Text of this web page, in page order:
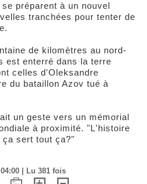
préparent à un nouvel
tranchées pour tenter de
de kilomètres au nord-
est enterré dans la terre
celles d'Oleksandre
du bataillon Azov tué à
un geste vers un mémorial
à proximité. "L'histoire
sert tout ça?"
| Lu 381 fois